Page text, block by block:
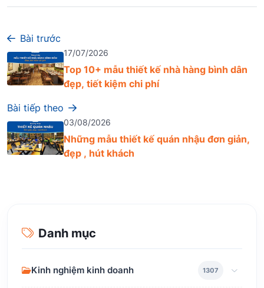
Bài trước
17/07/2026
Top 10+ mẫu thiết kế nhà hàng bình dân
đẹp, tiết kiệm chi phí
Bài tiếp theo
03/08/2026
Những mẫu thiết kế quán nhậu đơn giản,
đẹp , hút khách
Danh mục
Kinh nghiệm kinh doanh 1307